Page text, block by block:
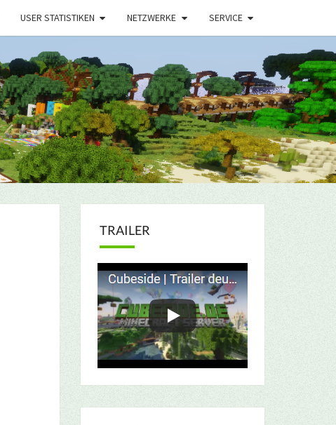
USER STATISTIKEN NETZWERKE SERVICE
TRAILER